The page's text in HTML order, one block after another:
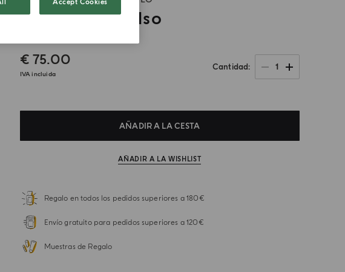
Granita Al Gelso
€ 75.00
IVA incluida
Cantidad 1
AÑADIR A LA CESTA
AÑADIR A LA WISHLIST
Regalo en todos los pedidos superiores a 180€
Envío gratuito para pedidos superiores a 120€
Muestras de Regalo
Accept Cookies